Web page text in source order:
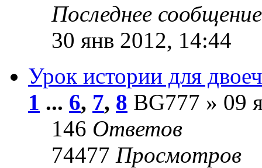
Последнее
30 янв 2012, 14:44
Урок истории для
1 ... 6, 7, 8 BG777 » 09
146 Ответов
74477 Просмотров